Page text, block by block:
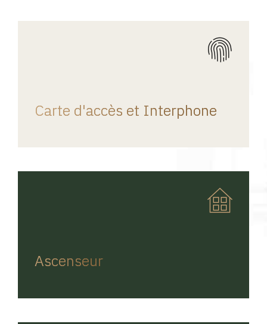
Carte d'accès et Interphone
Ascenseur